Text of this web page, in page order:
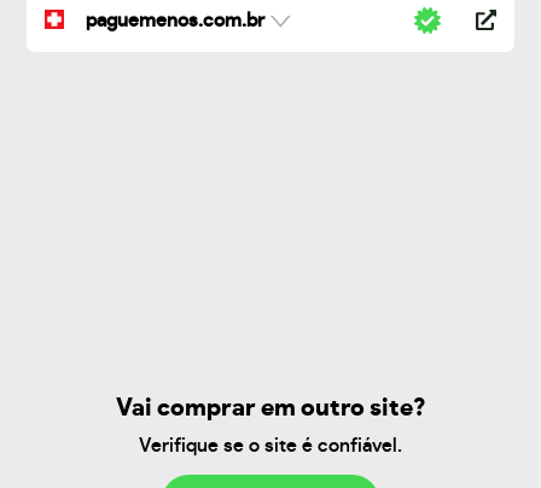
paguemenos.com.br
Vai comprar em outro site?
Verifique se o site é confiável.